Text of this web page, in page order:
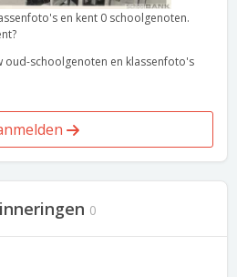
en kent 0 schoolgenoten.
oud-schoolgenoten en klassenfoto's
0